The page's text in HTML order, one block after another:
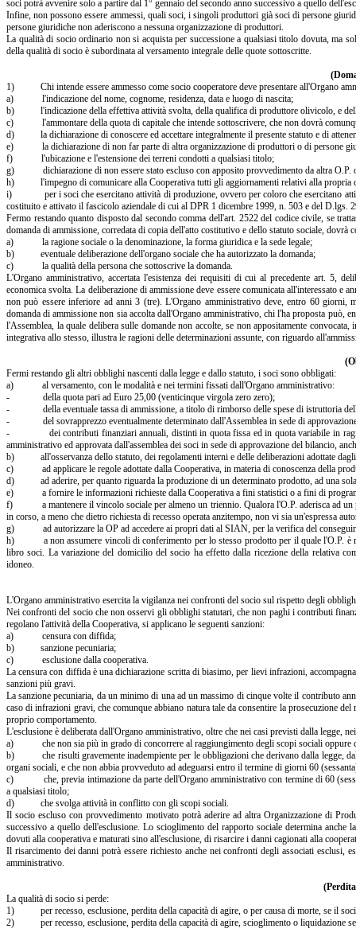
soci potrà avvenire solo a partire dal 1° gennaio del secondo anno successivo a quello
Infine, non possono essere ammessi, quali soci, i singoli produttori già soci di persone
persone giuridiche non aderiscono a nessuna organizzazione di produttori.
La qualità di socio ordinario non si acquista per successione a qualsiasi titolo dovuta, ma
della qualità di socio è subordinata al versamento integrale delle quote sottoscritte.
1) Chi intende essere ammesso come socio cooperatore deve presentare all'Organo
a) l'indicazione del nome, cognome, residenza, data e luogo di nascita;
b) l'indicazione della effettiva attività svolta, della qualifica di produttore olivicolo, e
c) l'ammontare della quota di capitale che intende sottoscrivere, che non dovrà
d) la dichiarazione di conoscere ed accettare integralmente il presente statuto e di
e) la dichiarazione di non far parte di altra organizzazione di produttori o di persone
f) l'ubicazione e l'estensione dei terreni condotti a qualsiasi titolo;
g) dichiarazione di non essere stato escluso con apposito provvedimento da altra O.P.
h) l'impegno di comunicare alla Cooperativa tutti gli aggiornamenti relativi alla propria
i) per i soci che esercitano attività di produzione, ovvero per coloro che esercitano
costituito e attivato il fascicolo aziendale di cui al DPR 1 dicembre 1999, n. 503 e del D.lgs.
Fermo restando quanto disposto dal secondo comma dell'art. 2522 del codice civile, se
domanda di ammissione, corredata di copia dell'atto costitutivo e dello statuto sociale, dovrà
a) la ragione sociale o la denominazione, la forma giuridica e la sede legale;
b) eventuale deliberazione dell'organo sociale che ha autorizzato la domanda;
c) la qualità della persona che sottoscrive la domanda.
L'Organo amministrativo, accertata l'esistenza dei requisiti di cui al precedente art. 5,
economica svolta. La deliberazione di ammissione deve essere comunicata all'interessato
non può essere inferiore ad anni 3 (tre). L'Organo amministrativo deve, entro 60 giorni,
domanda di ammissione non sia accolta dall'Organo amministrativo, chi l'ha proposta può,
l'Assemblea, la quale delibera sulle domande non accolte, se non appositamente
integrativa allo stesso, illustra le ragioni delle determinazioni assunte, con riguardo
Fermi restando gli altri obblighi nascenti dalla legge e dallo statuto, i soci sono obbligati:
a) al versamento, con le modalità e nei termini fissati dall'Organo amministrativo:
- della quota pari ad Euro 25,00 (venticinque virgola zero zero);
- della eventuale tassa di ammissione, a titolo di rimborso delle spese di istruttoria
- del sovrapprezzo eventualmente determinato dall'Assemblea in sede di approvazione
- dei contributi finanziari annuali, distinti in quota fissa ed in quota variabile in
amministrativo ed approvata dall'assemblea dei soci in sede di approvazione del bilancio,
b) all'osservanza dello statuto, dei regolamenti interni e delle deliberazioni adottate
c) ad applicare le regole adottate dalla Cooperativa, in materia di conoscenza della
d) ad aderire, per quanto riguarda la produzione di un determinato prodotto, ad una
e) a fornire le informazioni richieste dalla Cooperativa a fini statistici o a fini di
f) a mantenere il vincolo sociale per almeno un triennio. Qualora l'O.P. aderisca ad un
in corso, a meno che dietro richiesta di recesso operata anzitempo, non vi sia un'espressa
g) ad autorizzare la OP ad accedere ai propri dati al SIAN, per la verifica del
h) a non assumere vincoli di conferimento per lo stesso prodotto per il quale l'O.P. è
libro soci. La variazione del domicilio del socio ha effetto dalla ricezione della relativa
idoneo.
L'Organo amministrativo esercita la vigilanza nei confronti del socio sul rispetto degli
Nei confronti del socio che non osservi gli obblighi statutari, che non paghi i contributi
regolano l'attività della Cooperativa, si applicano le seguenti sanzioni:
a) censura con diffida;
b) sanzione pecuniaria;
c) esclusione dalla cooperativa.
La censura con diffida è una dichiarazione scritta di biasimo, per lievi infrazioni,
sanzioni più gravi.
La sanzione pecuniaria, da un minimo di una ad un massimo di cinque volte il contributo
caso di infrazioni gravi, che comunque abbiano natura tale da consentire la prosecuzione
proprio comportamento.
L'esclusione è deliberata dall'Organo amministrativo, oltre che nei casi previsti dalla legge,
a) che non sia più in grado di concorrere al raggiungimento degli scopi sociali oppure
b) che risulti gravemente inadempiente per le obbligazioni che derivano dalla legge,
organi sociali, e che non abbia provveduto ad adeguarsi entro il termine di giorni 60
c) che, previa intimazione da parte dell'Organo amministrativo con termine di 60
a qualsiasi titolo;
d) che svolga attività in conflitto con gli scopi sociali.
Il socio escluso con provvedimento motivato potrà aderire ad altra Organizzazione di
successivo a quello dell'esclusione. Lo scioglimento del rapporto sociale determina
dovuti alla cooperativa e maturati sino all'esclusione, di risarcire i danni cagionati alla
Il risarcimento dei danni potrà essere richiesto anche nei confronti degli associati esclusi,
amministrativo.
La qualità di socio si perde:
1) per recesso, esclusione, perdita della capacità di agire, o per causa di morte, se il
2) per recesso, esclusione, perdita della capacità di agire, scioglimento o liquidazione se